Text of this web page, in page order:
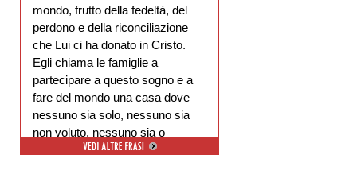
mondo, frutto della fedeltà, del
perdono e della riconciliazione
che Lui ci ha donato in Cristo.
Egli chiama le famiglie a
partecipare a questo sogno e a
fare del mondo una casa dove
nessuno sia solo, nessuno sia
non voluto, nessuno sia o